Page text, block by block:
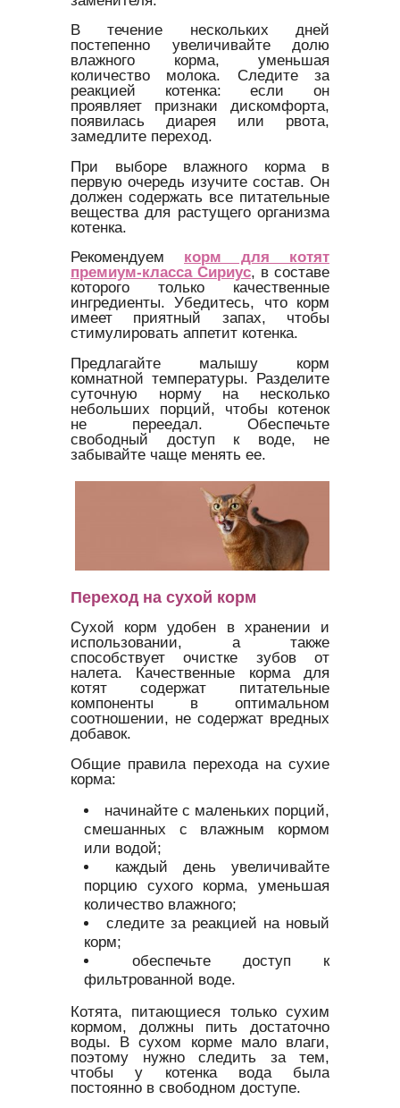
В течение нескольких дней
постепенно увеличивайте долю
влажного корма, уменьшая
количество молока. Следите за
реакцией котенка: если он
проявляет признаки дискомфорта,
появилась диарея или рвота,
замедлите переход.
При выборе влажного корма в
первую очередь изучите состав. Он
должен содержать все питательные
вещества для растущего организма
котенка.
Рекомендуем корм для котят
премиум-класса Сириус, в составе
которого только качественные
ингредиенты. Убедитесь, что корм
имеет приятный запах, чтобы
стимулировать аппетит котенка.
Предлагайте малышу корм
комнатной температуры. Разделите
суточную норму на несколько
небольших порций, чтобы котенок
не переедал. Обеспечьте
свободный доступ к воде, не
забывайте чаще менять ее.
Переход на сухой корм
Сухой корм удобен в хранении и
использовании, а также
способствует очистке зубов от
налета. Качественные корма для
котят содержат питательные
компоненты в оптимальном
соотношении, не содержат вредных
добавок.
Общие правила перехода на сухие
корма:
начинайте с маленьких порций,
смешанных с влажным кормом
или водой;
каждый день увеличивайте
порцию сухого корма, уменьшая
количество влажного;
следите за реакцией на новый
корм;
обеспечьте доступ к
фильтрованной воде.
Котята, питающиеся только сухим
кормом, должны пить достаточно
воды. В сухом корме мало влаги,
поэтому нужно следить за тем,
чтобы у котенка вода была
постоянно в свободном доступе.